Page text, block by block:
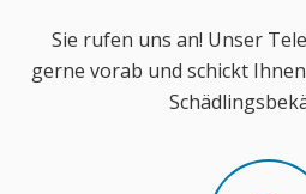
Sie rufen uns an! Unser
gerne vorab und schickt